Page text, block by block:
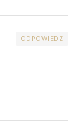
ODPOWIEDZ